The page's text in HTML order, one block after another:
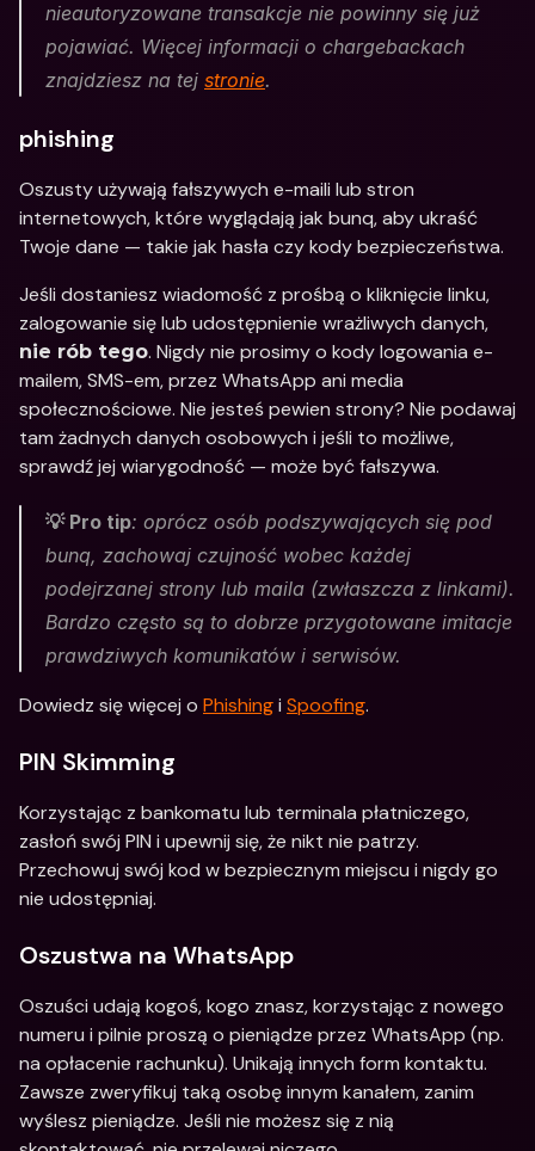
nieautoryzowane transakcje nie powinny się już
pojawiać. Więcej informacji o chargebackach
znajdziesz na tej stronie.
phishing
Oszusty używają fałszywych e-maili lub stron
internetowych, które wyglądają jak bunq, aby ukraść
Twoje dane — takie jak hasła czy kody bezpieczeństwa.
Jeśli dostaniesz wiadomość z prośbą o kliknięcie linku,
nie rób tego. Nigdy nie prosimy o kody logowania e-
mailem, SMS-em, przez WhatsApp ani media
społecznościowe. Nie jesteś pewien strony? Nie podawaj
tam żadnych danych osobowych i jeśli to możliwe,
sprawdź jej wiarygodność — może być fałszywa.
💡 Pro tip: oprócz osób podszywających się pod
bunq, zachowaj czujność wobec każdej
podejrzanej strony lub maila (zwłaszcza z linkami).
Bardzo często są to dobrze przygotowane imitacje
prawdziwych komunikatów i serwisów.
Dowiedz się więcej o Phishing i Spoofing.
PIN Skimming
Korzystając z bankomatu lub terminala płatniczego,
zasłoń swój PIN i upewnij się, że nikt nie patrzy.
Przechowuj swój kod w bezpiecznym miejscu i nigdy go
nie udostępniaj.
Oszustwa na WhatsApp
Oszuści udają kogoś, kogo znasz, korzystając z nowego
numeru i pilnie proszą o pieniądze przez WhatsApp (np.
na opłacenie rachunku). Unikają innych form kontaktu.
Zawsze zweryfikuj taką osobę innym kanałem, zanim
wyślesz pieniądze. Jeśli nie możesz się z nią